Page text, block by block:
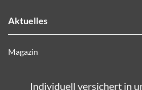
Aktuelles
Magazin
Individuell versichert in